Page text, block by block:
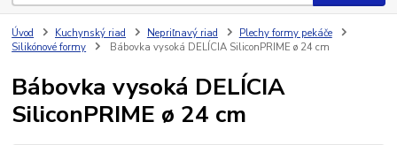
Úvod Kuchynský riad Nepriľnavý riad
Plechy formy pekáče
Silikónové formy
Bábovka vysoká DELÍCIA SiliconPRIME ø 24 cm
Bábovka vysoká DELÍCIA
SiliconPRIME ø 24 cm